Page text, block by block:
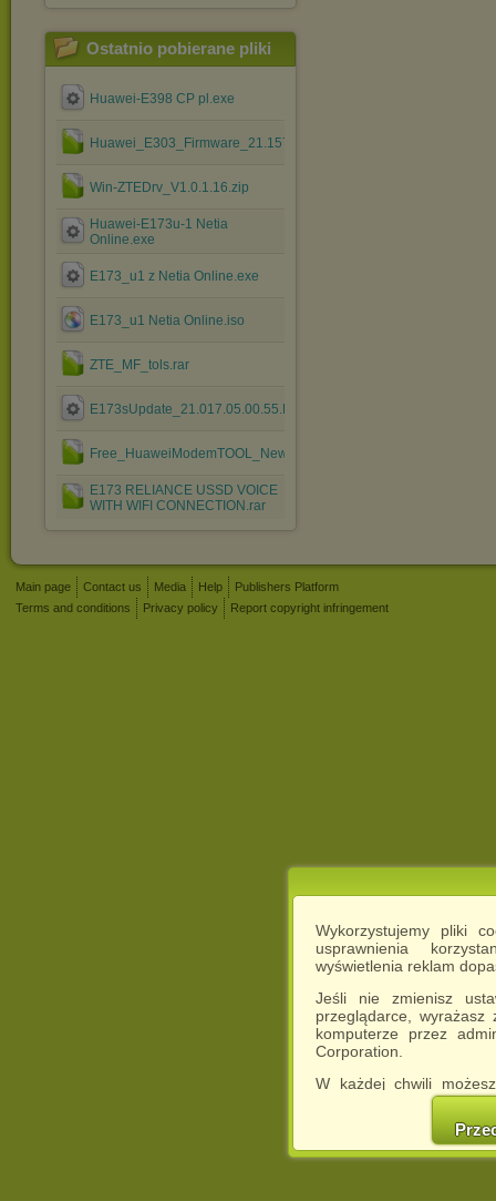
Wykorzystujemy pliki
usprawnienia
wyświetlenia reklam
Jeśli nie zmienisz
przeglądarce,
komputerze przez
Corporation.
W każdej chwili
cookies w swojej
w naszej
http://chomikuj.pl/
Ostatnio pobierane pliki
Huawei-E398 CP pl.exe
Huawei_E303_Firmware_21.157.31.00.588.B757.7z
Win-ZTEDrv_V1.0.1.16.zip
Huawei-E173u-1 Netia
Online.exe
E173_u1 z Netia Online.exe
E173_u1 Netia Online.iso
ZTE_MF_tols.rar
E173sUpdate_21.017.05.00.55.B416.exe
Free_HuaweiModemTOOL_New_v2.2.zip
E173 RELIANCE USSD VOICE
WITH WIFI CONNECTION.rar
Main page Contact us Media Help
Publishers Platform
Terms and conditions
Privacy policy Report copyright infringement